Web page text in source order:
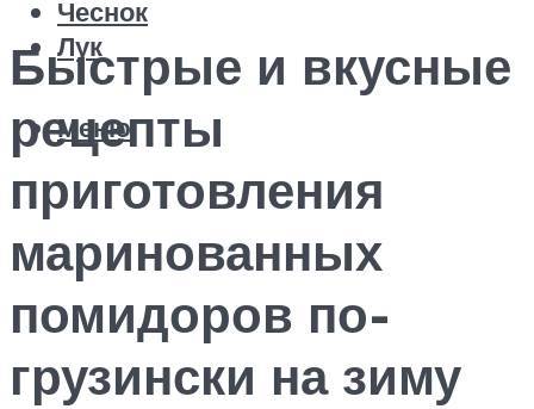
Чеснок
Лук
Меню
Быстрые и вкусные
рецепты
приготовления
маринованных
помидоров по-
грузински на зиму